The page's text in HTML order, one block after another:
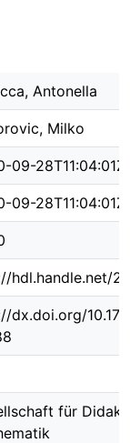
Antonella
Milko
09-28T11:04:01Z
09-28T11:04:01Z
hdl.handle.net/
dx.doi.org/
für